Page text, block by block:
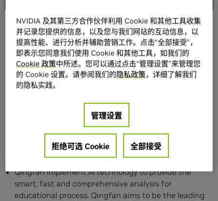
面的分析。清帆科技的使命是成为全球领先的教育科技公
司，为下一代创造更好的教育。
清帆在产品研发与应用的整个流程中，都深度的使用了
Nvidia的产品。在训练过程使用Nvidia DGX-1系统，在部
署与实施环节，使用Nvidia TESLA V100 + Nvidia Docker
+ Nvidia TX2架构。训练环节中的DGX-1能够答复提高算
法优化与迭代的效率，将算法更新速度提升7倍。
部署与实施环节中的Nvidia TESLA V100 + Nvidia Docker
+ Nvidia TX2架构提供大幅优化的部署流程以及提高用户
体验，将清帆的部署实施环节速度提高了30%，将硬件成
本降低了70%。
Case Introduction
Qingfan implement AI technology to provide the
smart, fast and comprehensive analysis for
educational process. Qingfan aims to be the leading
NVIDIA 及其第三方合作伙伴利用 Cookie 和其他工具收集
并记录您提供的信息，以及您与我们网站的互动信息，以
提高性能、进行分析并辅助营销工作。点击“全部接受”，
即表示您同意我们使用 Cookie 和其他工具，如我们的
Cookie 政策中所述。您可以通过点击“管理设置”来管理您
的 Cookie 设置。请参阅我们的隐私政策，详细了解我们
的隐私实践。
管理设置
拒绝可选 Cookie 全部接受